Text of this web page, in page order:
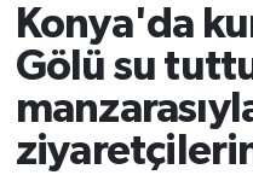
Konya'da
Gölü su
Vefat Edenler